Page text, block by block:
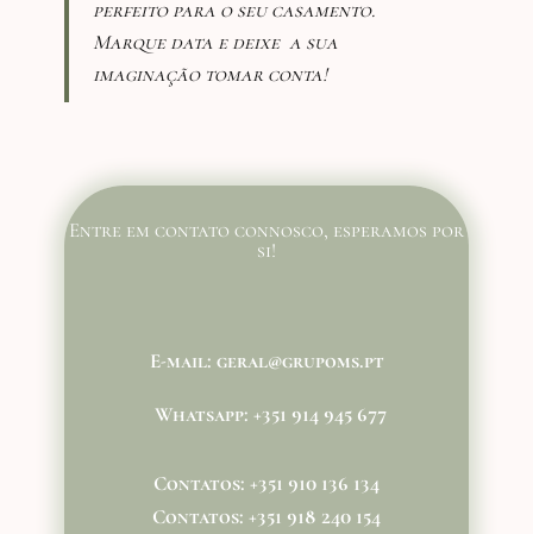
perfeito para o seu casamento.
Marque data e deixe a sua
imaginação tomar conta!
Entre em contato connosco, esperamos por
si!
E-mail​: geral@grupoms.pt
Whatsapp: +351 914 945 677
Contatos: +351 910 136 134
Contatos: +351 918 240 154